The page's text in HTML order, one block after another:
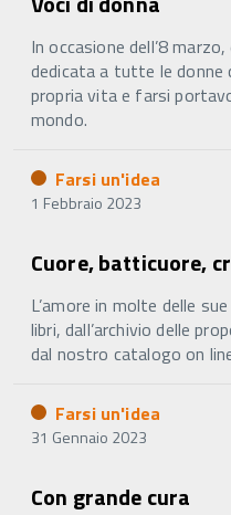
In occasione dell’8
dedicata a tutte le donne
propria vita e farsi
mondo.
Farsi un'idea
1 Febbraio 2023
Cuore, batticuore,
L’amore in molte delle
libri, dall’archivio delle
dal nostro catalogo on
Farsi un'idea
31 Gennaio 2023
Con grande cura